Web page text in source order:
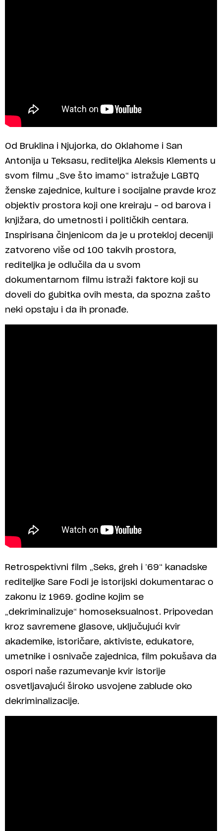
Od Bruklina i Njujorka, do Oklahome i San
Antonija u Teksasu, rediteljka Aleksis Klements u
svom filmu „Sve što imamo“ istražuje LGBTQ
ženske zajednice, kulture i socijalne pravde kroz
objektiv prostora koji one kreiraju – od barova i
knjižara, do umetnosti i političkih centara.
Inspirisana činjenicom da je u protekloj deceniji
zatvoreno više od 100 takvih prostora,
rediteljka je odlučila da u svom
dokumentarnom filmu istraži faktore koji su
doveli do gubitka ovih mesta, da spozna zašto
neki opstaju i da ih pronađe.
Retrospektivni film „Seks, greh i ’69“ kanadske
rediteljke Sare Fodi je istorijski dokumentarac o
zakonu iz 1969. godine kojim se
„dekriminalizuje“ homoseksualnost. Pripovedan
kroz savremene glasove, uključujući kvir
akademike, istoričare, aktiviste, edukatore,
umetnike i osnivače zajednica, film pokušava da
ospori naše razumevanje kvir istorije
osvetljavajući široko usvojene zablude oko
dekriminalizacije.